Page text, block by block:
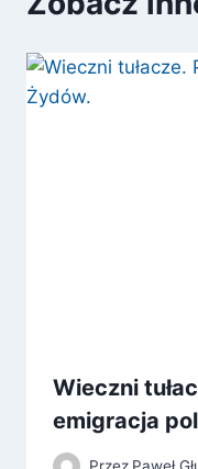
Wieczni
emigracja